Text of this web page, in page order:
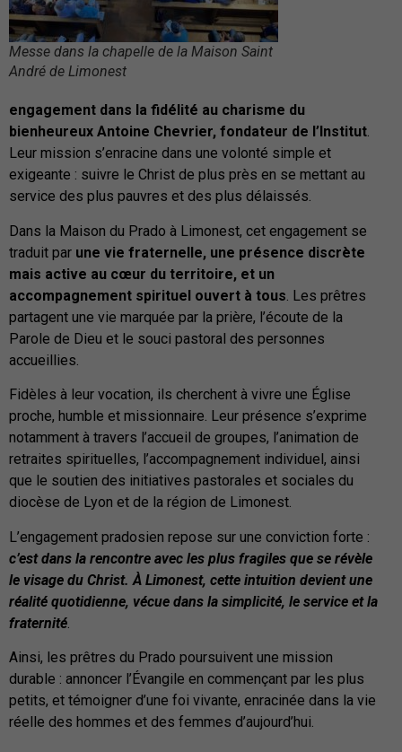
Messe dans la chapelle de la Maison Saint
André de Limonest
engagement dans la fidélité au charisme du
bienheureux Antoine Chevrier, fondateur de l’Institut.
Leur mission s’enracine dans une volonté simple et
exigeante : suivre le Christ de plus près en se mettant au
service des plus pauvres et des plus délaissés.
Dans la Maison du Prado à Limonest, cet engagement se
traduit par une vie fraternelle, une présence discrète
mais active au cœur du territoire, et un
accompagnement spirituel ouvert à tous . Les prêtres
partagent une vie marquée par la prière, l’écoute de la
Parole de Dieu et le souci pastoral des personnes
accueillies.
Fidèles à leur vocation, ils cherchent à vivre une Église
proche, humble et missionnaire. Leur présence s’exprime
notamment à travers l’accueil de groupes, l’animation de
retraites spirituelles, l’accompagnement individuel, ainsi
que le soutien des initiatives pastorales et sociales du
diocèse de Lyon et de la région de Limonest.
L’engagement pradosien repose sur une conviction forte :
c’est dans la rencontre avec les plus fragiles que se révèle
le visage du Christ. À Limonest, cette intuition devient une
réalité quotidienne, vécue dans la simplicité, le service et la
fraternité
Ainsi, les prêtres du Prado poursuivent une mission
durable : annoncer l’Évangile en commençant par les plus
petits, et témoigner d’une foi vivante, enracinée dans la vie
réelle des hommes et des femmes d’aujourd’hui.